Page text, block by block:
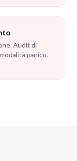
Audit di
panico.